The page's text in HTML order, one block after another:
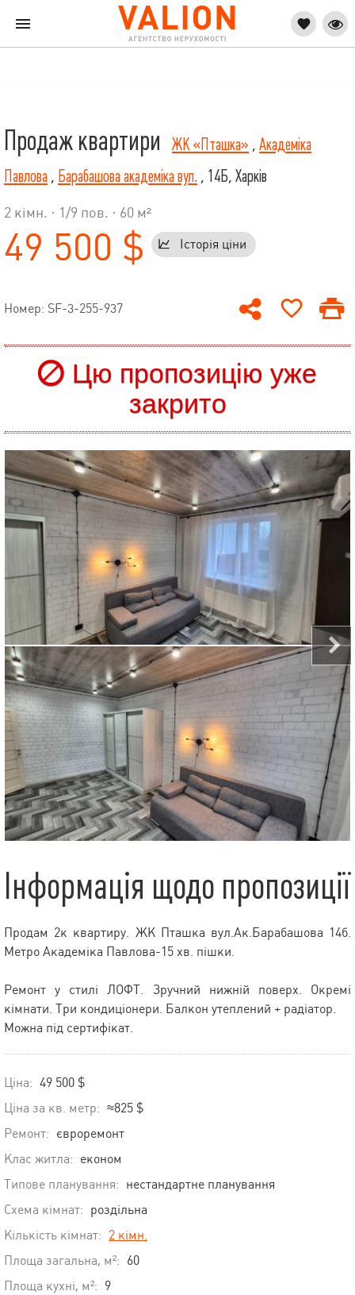
Продаж квартири ЖК «Пташка» , Академіка
Павлова , Барабашова академіка вул. , 14Б, Харків
2 кімн. · 1 /9 пов. · 60 м²
49 500 $ Історія ціни
Номер: SF-3-255-937
Цю пропозицію уже
закрито
Інформація щодо пропозиції
Продам 2к квартиру. ЖК Пташка вул.Ак.Барабашова 14б.
Метро Академіка Павлова-15 хв. пішки.
Ремонт у стилі ЛОФТ. Зручний нижній поверх. Окремі
кімнати. Три кондиціонери. Балкон утеплений + радіатор.
Можна під сертифікат.
Ціна: 49 500 $
Ціна за кв. метр: ≈825 $
Ремонт: євроремонт
Клас житла: економ
Типове планування: нестандартне планування
Схема кімнат: роздільна
Кількість кімнат: 2 кімн.
Площа загальна, м²: 60
Площа кухні, м²: 9